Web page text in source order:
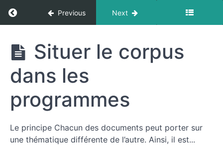
Return to course: Étapes en histoire au
Previous Next
Étapes
en
histoire
au
CAPLP
Resources
Situer le corpus
dans les
programmes
Le principe Chacun des documents peut porter sur
une thématique différente de l’autre. Ainsi, il est...